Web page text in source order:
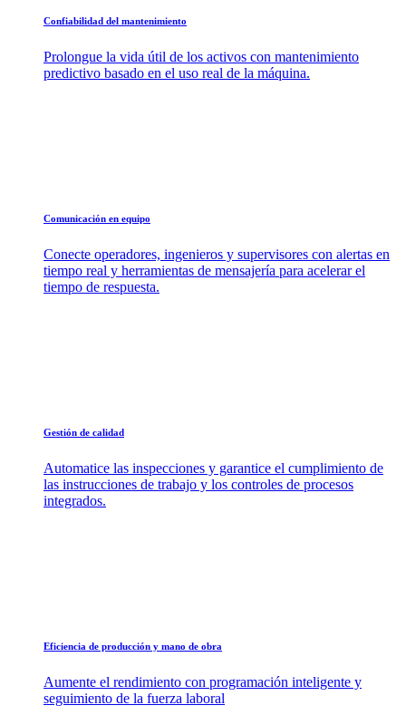
Confiabilidad del mantenimiento
Prolongue la vida útil de los activos con mantenimiento
predictivo basado en el uso real de la máquina.
Comunicación en equipo
Conecte operadores, ingenieros y supervisores con alertas en
tiempo real y herramientas de mensajería para acelerar el
tiempo de respuesta.
Gestión de calidad
Automatice las inspecciones y garantice el cumplimiento de
las instrucciones de trabajo y los controles de procesos
integrados.
Eficiencia de producción y mano de obra
Aumente el rendimiento con programación inteligente y
seguimiento de la fuerza laboral